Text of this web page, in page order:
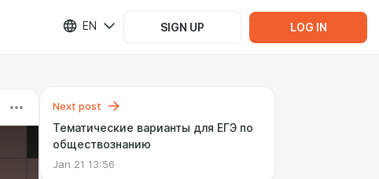
EN SIGN UP LOG IN
Next post
Тематические варианты для ЕГЭ по
обществознанию
Jan 21 13:56